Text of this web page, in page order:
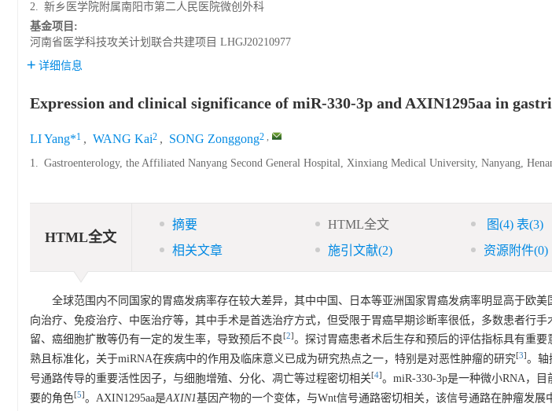
2. 新乡医学院附属南阳市第二人民医院微创外科
基金项目:
河南省医学科技攻关计划联合共建项目 LHGJ20210977
详细信息
Expression and clinical significance of miR-330-3p and AXIN1295aa in
LI Yang*1 , WANG Kai2 , SONG Zonggong2 ,
1. Gastroenterology, the Affiliated Nanyang Second General Hospital, Xinxiang Medical University, Nanyang,
HTML全文
摘要 HTML全文 图(4)表(3)
相关文章
施引文献(2) 资源附件(0)
全球范围内不同国家的胃癌发病率存在较大差异，其中中国、日本等亚洲国家胃癌发病率明显高于欧美
向治疗、免疫治疗、中医治疗等，其中手术是首选治疗方式，但受限于胃癌早期诊断率很低，多数患者行
留、癌细胞扩散等仍有一定的发生率，导致预后不良[2]。探讨胃癌患者术后生存和预后的评估指标具有重
熟且标准化，关于miRNA在疾病中的作用及临床意义已成为研究热点之一，特别是对恶性肿瘤的研究[3]。轴
号通路传导的重要活性因子，与细胞增殖、分化、凋亡等过程密切相关[4]。miR-330-3p是一种微小RNA，
要的角色[5]。AXIN1295aa是AXIN1基因产物的一个变体，与Wnt信号通路密切相关，该信号通路在肿瘤发展